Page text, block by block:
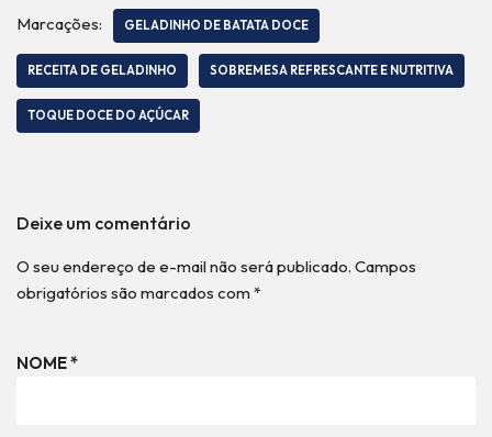
Marcações: GELADINHO DE BATATA DOCE
RECEITA DE GELADINHO SOBREMESA REFRESCANTE E NUTRITIVA
TOQUE DOCE DO AÇÚCAR
Deixe um comentário
O seu endereço de e-mail não será publicado. Campos
obrigatórios são marcados com *
NOME*